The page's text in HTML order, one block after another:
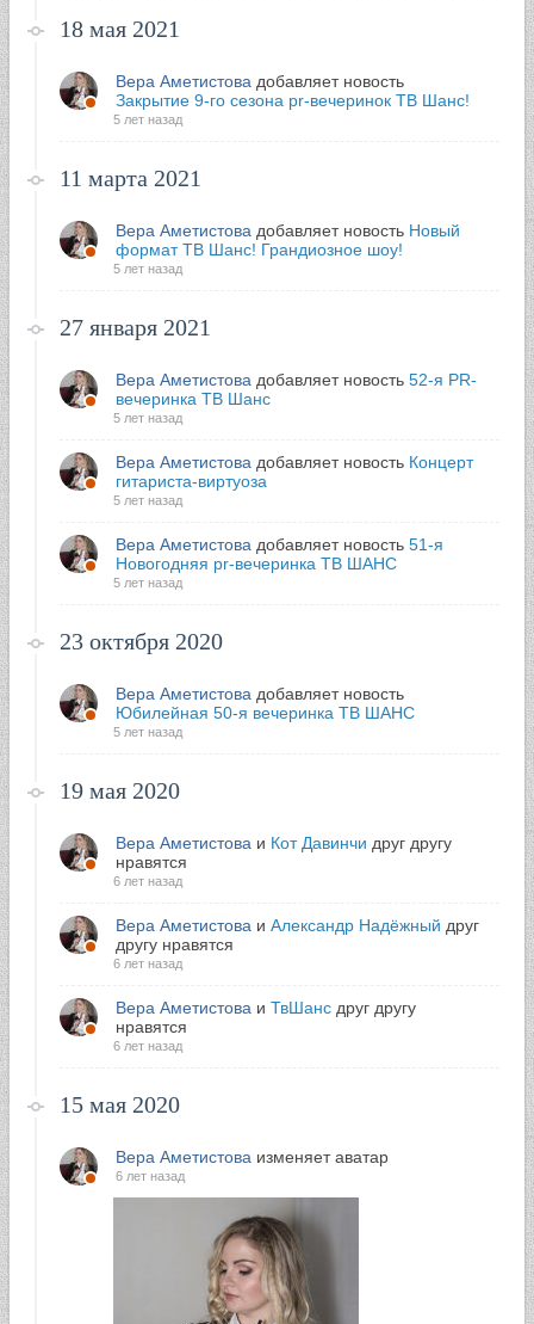
18 мая 2021
Вера Аметистова добавляет новость
Закрытие 9-го сезона pr-вечеринок ТВ Шанс!
5 лет назад
11 марта 2021
Вера Аметистова добавляет новость Новый
формат ТВ Шанс! Грандиозное шоу!
5 лет назад
27 января 2021
Вера Аметистова добавляет новость 52-я PR-
вечеринка ТВ Шанс
5 лет назад
Вера Аметистова добавляет новость Концерт
гитариста-виртуоза
5 лет назад
Вера Аметистова добавляет новость 51-я
Новогодняя pr-вечеринка ТВ ШАНС
5 лет назад
23 октября 2020
Вера Аметистова добавляет новость
Юбилейная 50-я вечеринка ТВ ШАНС
5 лет назад
19 мая 2020
Вера Аметистова и Кот Давинчи друг другу
нравятся
6 лет назад
Вера Аметистова и Александр Надёжный друг
другу нравятся
6 лет назад
Вера Аметистова и ТвШанс друг другу
нравятся
6 лет назад
15 мая 2020
Вера Аметистова изменяет аватар
6 лет назад